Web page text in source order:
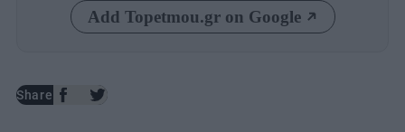
Add Topetmou.gr on Google
Share